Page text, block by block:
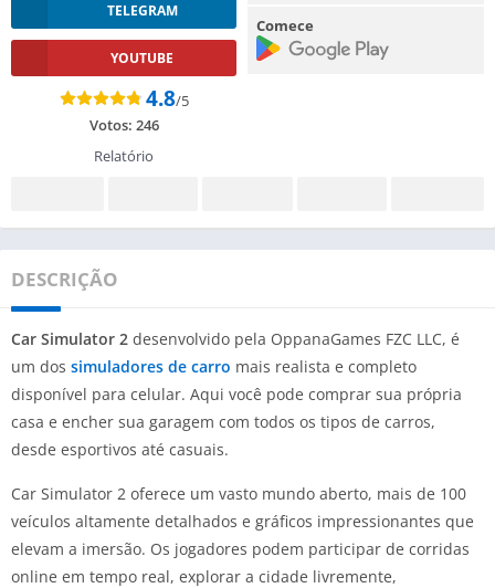
TELEGRAM
YOUTUBE
4.8/5
Votos: 246
Relatório
Comece
DESCRIÇÃO
Car Simulator 2 desenvolvido pela OppanaGames FZC LLC, é
um dos simuladores de carro mais realista e completo
disponível para celular. Aqui você pode comprar sua própria
casa e encher sua garagem com todos os tipos de carros,
desde esportivos até casuais.
Car Simulator 2 oferece um vasto mundo aberto, mais de 100
veículos altamente detalhados e gráficos impressionantes que
elevam a imersão. Os jogadores podem participar de corridas
online em tempo real, explorar a cidade livremente,